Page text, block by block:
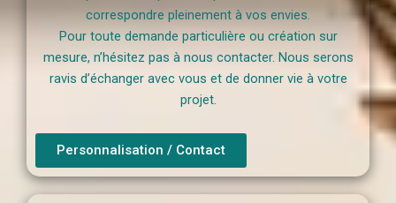
correspondre pleinement à vos envies.
Pour toute demande particulière ou création sur
mesure, n’hésitez pas à nous contacter. Nous serons
ravis d’échanger avec vous et de donner vie à votre
projet.
Personnalisation / Contact